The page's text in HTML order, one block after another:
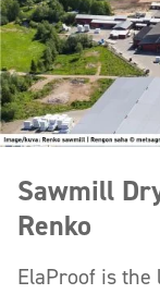
Sawmill
Renko
ElaProof is